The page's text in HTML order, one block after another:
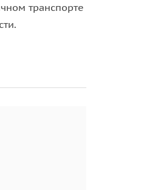
и в котором
«Несущая
транспорте